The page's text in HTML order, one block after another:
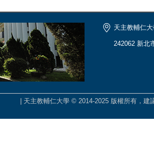
天主教輔仁
242062 新北
| 天主教輔仁大學 © 2014-2025 版權所有，